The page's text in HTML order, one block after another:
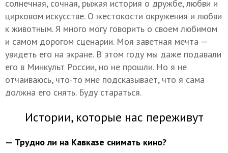
солнечная, сочная, рыжая история о дружбе, любви и
цирковом искусстве. О жестокости окружения и любви
к животным. Я много могу говорить о своем любимом
и самом дорогом сценарии. Моя заветная мечта —
увидеть его на экране. В этом году мы даже подавали
его в Минкульт России, но не прошли. Но я не
отчаиваюсь, что-то мне подсказывает, что я сама
должна его снять. Буду стараться.
Истории, которые нас переживут
— Трудно ли на Кавказе снимать кино?